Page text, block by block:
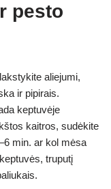
pesto
aliejumi,
ir pipirais.
keptuvėje
kaitros, sudėkite
min. ar kol mėsa
truputį